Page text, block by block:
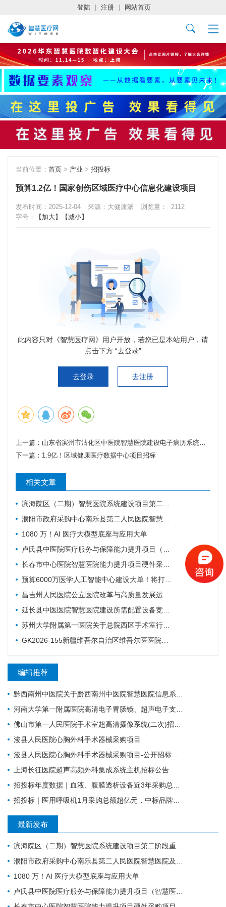
登陆 注册 网站首页
当前位置： 首页 > 产业 > 招投标
预算1.2亿！国家创伤区域医疗中心信息化建设项目
发布时间：2025-12-04 来源：大健康派 浏览量：
2112
字号：
【加大】 【减小】
此内容只对《智慧医疗网》用户开放，若您已是本站用户，请
点击下方 “去登录”
去登录 去注册
上一篇： 山东省滨州市沾化区中医院智慧医院建设电子病历系统升级项目单一来源公示
下一篇： 1.9亿！区域健康医疗数据中心项目招标
相关文章
滨海院区（二期）智慧医院系统建设项目第二阶段重症、麻醉建设公开招标招标公告
濮阳市政府采购中心南乐县第二人民医院智慧医院及医疗设备采购项目（二次）公开招标公告
1080 万！AI 医疗大模型底座与应用大单
卢氏县中医院医疗服务与保障能力提升项目（智慧医院信息平台升级改造）第一批项目-流标公告
长春市中心医院智慧医院能力提升项目硬件采购项目招标公告
预算6000万医学人工智能中心建设大单！将打造六大核心体系
昌吉州人民医院公立医院改革与高质量发展运营管理-智慧医院-城南院区手术室智能行为管理系统项目公开招标公告
延长县中医医院智慧医院建设所需配置设备竞争性谈判公告
苏州大学附属第一医院关于总院西区手术室行为管理系统的招标公告
GK2026-155新疆维吾尔自治区维吾尔医医院智慧医院建设项目公开招标公告
编辑推荐
黔西南州中医院关于黔西南州中医院智慧医院信息系统标准化建设支撑硬件采购项目的公开招标公告
河南大学第一附属医院高清电子胃肠镜、超声电子支气管镜系统项目
佛山市第一人民医院手术室超高清摄像系统(二次)招标公告
浚县人民医院心胸外科手术器械采购项目
浚县人民医院心胸外科手术器械采购项目-公开招标公告
上海长征医院超声高频外科集成系统主机招标公告
招投标年度数据｜血液、腹膜透析设备近3年采购总额38.7亿元，年均增长约4亿元
招投标｜医用呼吸机1月采购总额超亿元，中标品牌达45家
最新发布
滨海院区（二期）智慧医院系统建设项目第二阶段重症、麻醉建设公开招标招标公告
濮阳市政府采购中心南乐县第二人民医院智慧医院及医疗设备采购项目（二次）公开招标公告
1080 万！AI 医疗大模型底座与应用大单
卢氏县中医院医疗服务与保障能力提升项目（智慧医院信息平台升级改造）第一批项目-流标公告